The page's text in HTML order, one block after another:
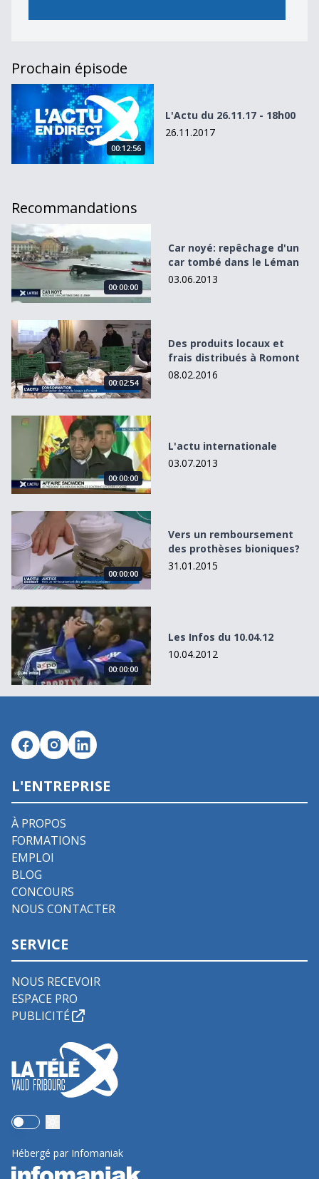
Prochain épisode
L&#039;Actu du 26.11.17 - 18h00
00:12:56
L'Actu du 26.11.17 - 18h00
26.11.2017
Recommandations
Car noyé: repêchage d&#039;un car tombé dans le Léman
00:00:00
Car noyé: repêchage d'un
car tombé dans le Léman
03.06.2013
Des produits locaux et frais distribués à Romont
00:02:54
Des produits locaux et
frais distribués à Romont
08.02.2016
L&#039;actu internationale
00:00:00
L'actu internationale
03.07.2013
Vers un remboursement des prothèses bioniques?
00:00:00
Vers un remboursement
des prothèses bioniques?
31.01.2015
Les Infos du 10.04.12
00:00:00
Les Infos du 10.04.12
10.04.2012
L'ENTREPRISE
À PROPOS
FORMATIONS
EMPLOI
BLOG
CONCOURS
NOUS CONTACTER
SERVICE
NOUS RECEVOIR
ESPACE PRO
PUBLICITÉ
Use setting
Hébergé par Infomaniak